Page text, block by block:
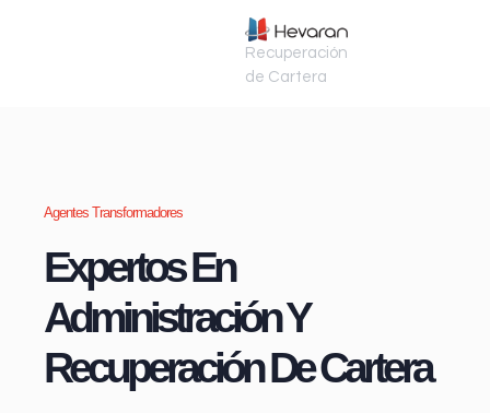
Recuperación
de Cartera
Agentes Transformadores
Expertos En
Administración Y
Recuperación De Cartera